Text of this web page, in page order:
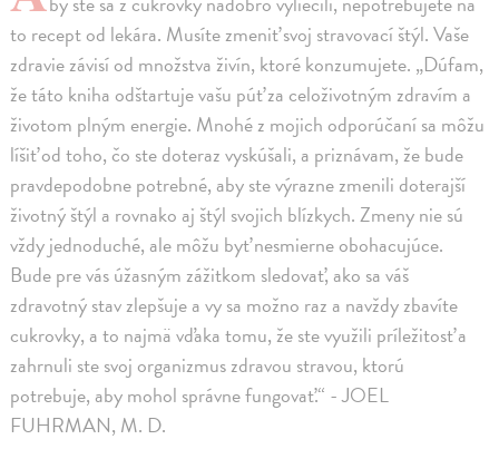
to recept od lekára. Musíte zmeniť svoj stravovací štýl. Vaše
zdravie závisí od množstva živín, ktoré konzumujete. „Dúfam,
že táto kniha odštartuje vašu púť za celoživotným zdravím a
životom plným energie. Mnohé z mojich odporúčaní sa môžu
líšiť od toho, čo ste doteraz vyskúšali, a priznávam, že bude
pravdepodobne potrebné, aby ste výrazne zmenili doterajší
životný štýl a rovnako aj štýl svojich blízkych. Zmeny nie sú
vždy jednoduché, ale môžu byť nesmierne obohacujúce.
Bude pre vás úžasným zážitkom sledovať, ako sa váš
zdravotný stav zlepšuje a vy sa možno raz a navždy zbavíte
cukrovky, a to najmä vďaka tomu, že ste využili príležitosť a
zahrnuli ste svoj organizmus zdravou stravou, ktorú
potrebuje, aby mohol správne fungovať.“ - JOEL
FUHRMAN, M. D.